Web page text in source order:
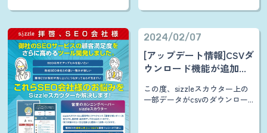
2024/02/07
[アップデート情報]CSVダ
ウンロード機能が追加...
この度、sizzleスカウター上の
一部データがcsvのダウンロー...